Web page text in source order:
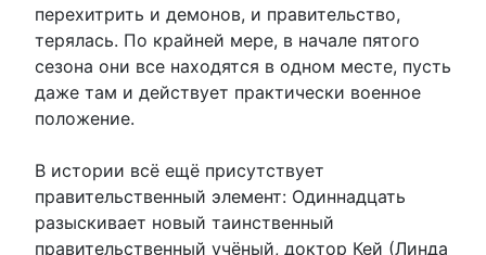
перехитрить и демонов, и правительство,
терялась. По крайней мере, в начале пятого
сезона они все находятся в одном месте, пусть
даже там и действует практически военное
положение.
В истории всё ещё присутствует
правительственный элемент: Одиннадцать
разыскивает новый таинственный
правительственный учёный, доктор Кей (Линда